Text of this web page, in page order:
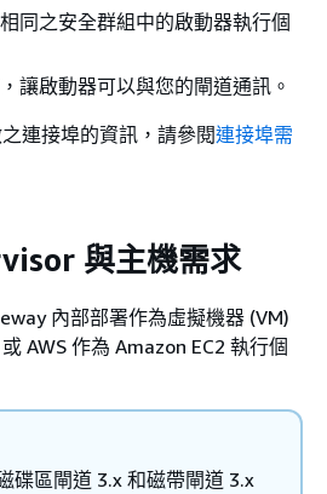
同之安全群組中的啟動器執行個
讓啟動器可以與您的閘道通訊。
連接埠的資訊，請參閱連接埠需
與主機需求
內部部署作為虛擬機器 (VM)
AWS 作為 Amazon EC2 執行個
碟區閘道 3.x 和磁帶閘道 3.x